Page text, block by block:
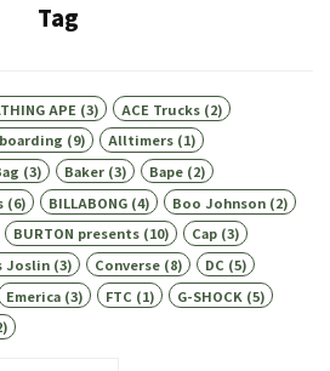
Tag
APE (3) ACE Trucks(2)
(9) Alltimers(1)
(3) Baker(3) Bape(2)
(6) BILLABONG(4) Boo Johnson(2)
BURTON presents(10) Cap(3)
Joslin(3) Converse(8) DC (5)
Emerica(3) FTC (1) G-SHOCK (5)